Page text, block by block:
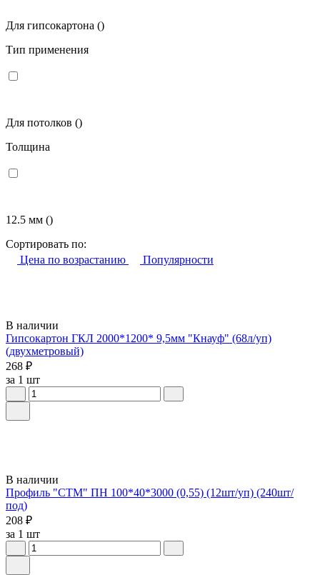
Для гипсокартона ()
Тип применения
Для потолков ()
Толщина
12.5 мм ()
Сортировать по:
Цена по возрастанию
Популярности
В наличии
Гипсокартон ГКЛ 2000*1200* 9,5мм "Кнауф" (68л/уп)
(двухметровый)
268 ₽
за 1 шт
В наличии
Профиль "СТМ" ПН 100*40*3000 (0,55) (12шт/уп) (240шт/
под)
208 ₽
за 1 шт